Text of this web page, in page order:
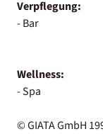
Verpflegung:
- Bar
Wellness:
- Spa
© GIATA GmbH